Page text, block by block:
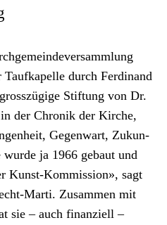
durch Fer­di­nand
Stiftung von Dr.
der Chronik der Kirche,
Gegen­wart, Zukun­
ja 1966 gebaut und
Kun­st-Kom­mis­sion», sagt
Mar­ti. Zusam­men mit
sie – auch finanziell –